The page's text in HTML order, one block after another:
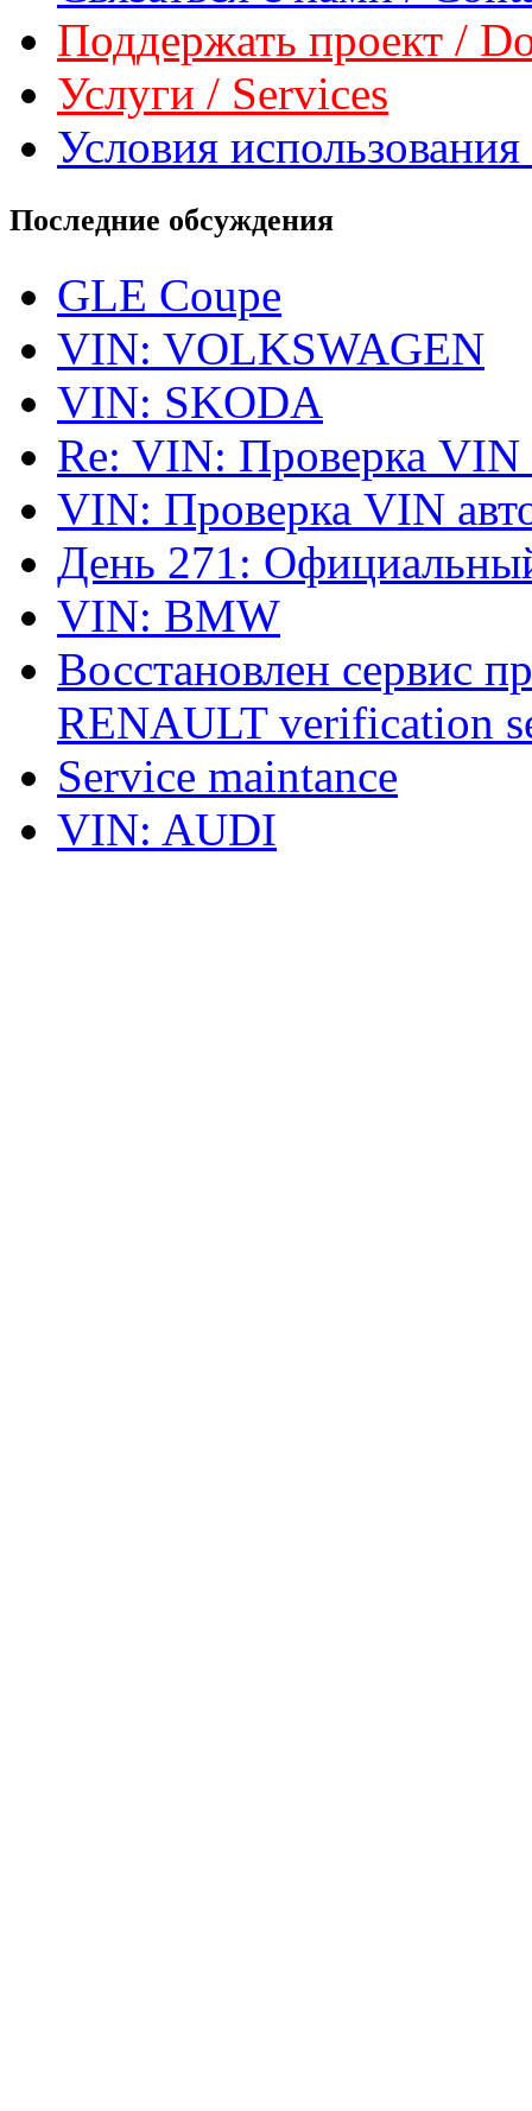
Поддержать проект /
Услуги / Services
Условия
Последние обсуждения
GLE Coupe
VIN: VOLKSWAGEN
VIN: SKODA
Re: VIN: Проверка VIN
VIN: Проверка VIN
День 271:
VIN: BMW
Восстановлен сервис
RENAULT verification
Service maintance
VIN: AUDI